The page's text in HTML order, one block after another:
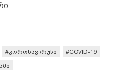
#კორონავირუსი #COVID-19